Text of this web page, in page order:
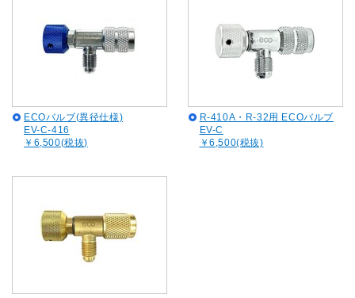
ECOバルブ(異径仕様)
EV-C-416
￥6,500(税抜)
R-410A・R-32用 ECOバルブ
EV-C
￥6,500(税抜)